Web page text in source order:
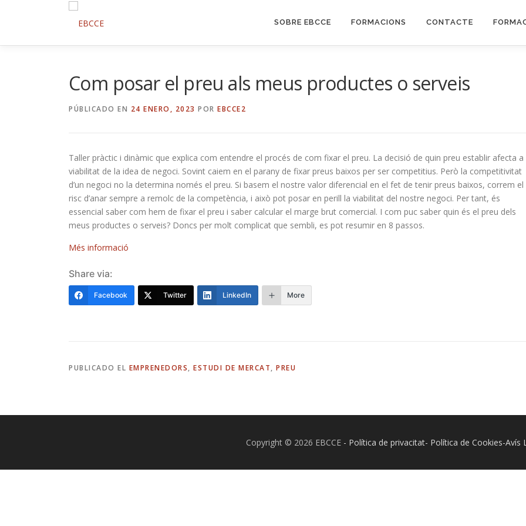
SOBRE EBCCE FORMACIONS CONTACTE
Com posar el preu als meus productes o serveis
PÚBLICADO EN 24 ENERO, 2023 POR EBCCE2
Taller pràctic i dinàmic que explica com entendre el procés de com fixar el preu. La decisió de quin preu establir afecta a
viabilitat de la idea de negoci. Sovint caiem en el parany de fixar preus baixos per ser competitius. Però la competitivitat
d’un negoci no la determina només el preu. Si basem el nostre valor diferencial en el fet de tenir preus baixos, correm el
risc d’anar sempre a remolc de la competència, i això pot posar en perill la viabilitat del nostre negoci. Per tant, és
essencial saber com hem de fixar el preu i saber calcular el marge brut comercial. I com puc saber quin és el preu dels
meus productes o serveis? Doncs per molt complicat que sembli, es pot resumir en 8 passos.
Més informació
Share via:
Facebook Twitter LinkedIn More
PUBLICADO EL EMPRENEDORS, ESTUDI DE MERCAT, PREU
Copyright © 2026 EBCCE - Política de privacitat- Política de Cookies-Avís